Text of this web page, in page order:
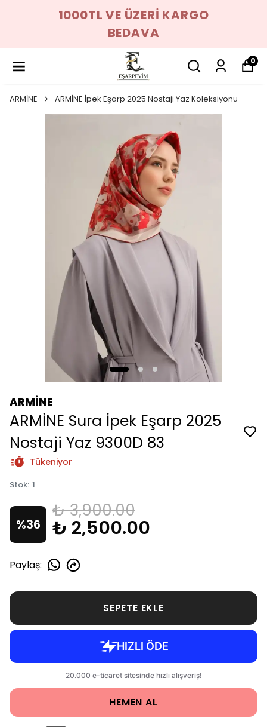
1000TL VE ÜZERİ KARGO
BEDAVA
0
ARMİNE ARMİNE İpek Eşarp 2025 Nostaji Yaz Koleksiyonu
ARMİNE
ARMİNE Sura İpek Eşarp 2025
Nostaji Yaz 9300D 83
Tükeniyor
Stok: 1
%36
₺ 3,900.00
₺ 2,500.00
Paylaş:
SEPETE EKLE
HEMEN AL